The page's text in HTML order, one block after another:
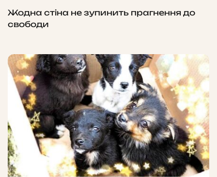
Жодна стіна не зупинить прагнення до
свободи